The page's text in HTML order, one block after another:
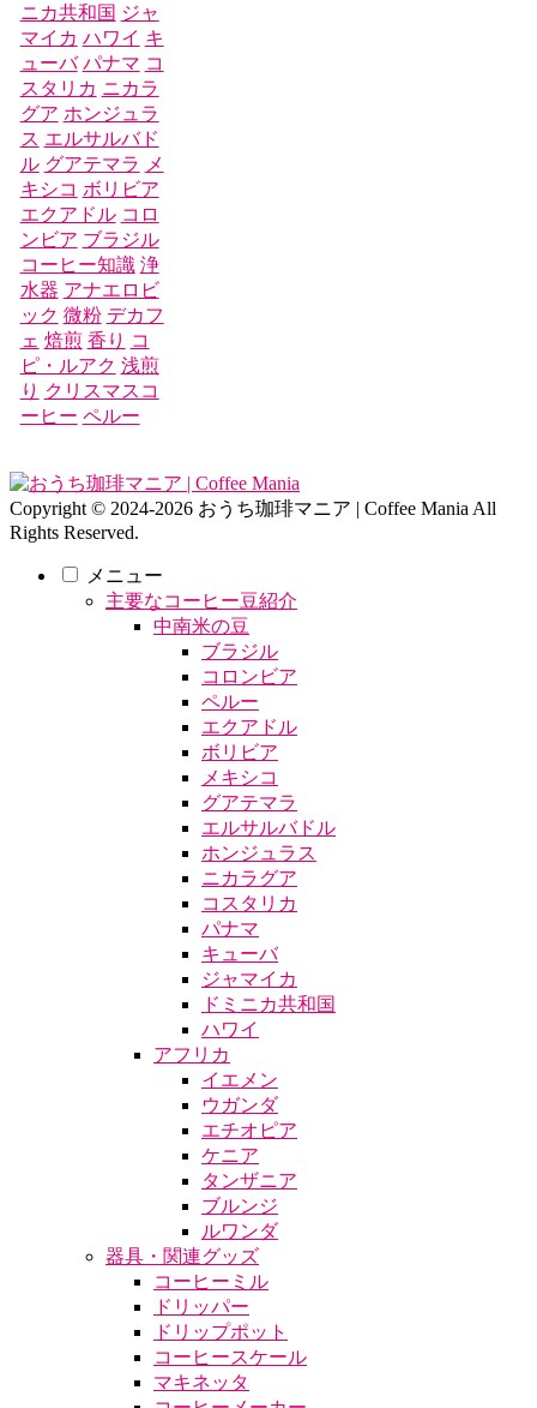
ニカ共和国 ジャ
マイカ ハワイ キ
ューバ パナマ コ
スタリカ ニカラ
グア ホンジュラ
ス エルサルバド
ル グアテマラ メ
キシコ ボリビア
エクアドル コロ
ンビア ブラジル
コーヒー知識 浄
水器 アナエロビ
ック 微粉 デカフ
ェ 焙煎 香り コ
ピ・ルアク 浅煎
り クリスマスコ
ーヒー ペルー
Copyright © 2024-2026 おうち珈琲マニア | Coffee Mania All
Rights Reserved.
メニュー
主要なコーヒー豆紹介
中南米の豆
ブラジル
コロンビア
ペルー
エクアドル
ボリビア
メキシコ
グアテマラ
エルサルバドル
ホンジュラス
ニカラグア
コスタリカ
パナマ
キューバ
ジャマイカ
ドミニカ共和国
ハワイ
アフリカ
イエメン
ウガンダ
エチオピア
ケニア
タンザニア
ブルンジ
ルワンダ
器具・関連グッズ
コーヒーミル
ドリッパー
ドリップポット
コーヒースケール
マキネッタ